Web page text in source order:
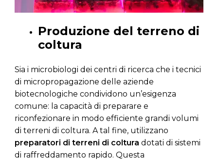
Produzione del terreno di
coltura
Sia i microbiologi dei centri di ricerca che i tecnici
di micropropagazione delle aziende
biotecnologiche condividono un’esigenza
comune: la capacità di preparare e
riconfezionare in modo efficiente grandi volumi
di terreni di coltura. A tal fine, utilizzano
preparatori di terreni di coltura dotati di sistemi
di raffreddamento rapido. Questa